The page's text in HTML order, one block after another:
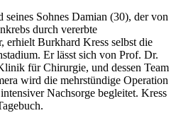
seines Sohnes Damian (30), der von
durch vererbte
erhielt Burkhard Kress selbst die
Er lässt sich von Prof. Dr.
für Chirurgie, und dessen Team
wird die mehrstündige Operation
Nachsorge begleitet. Kress